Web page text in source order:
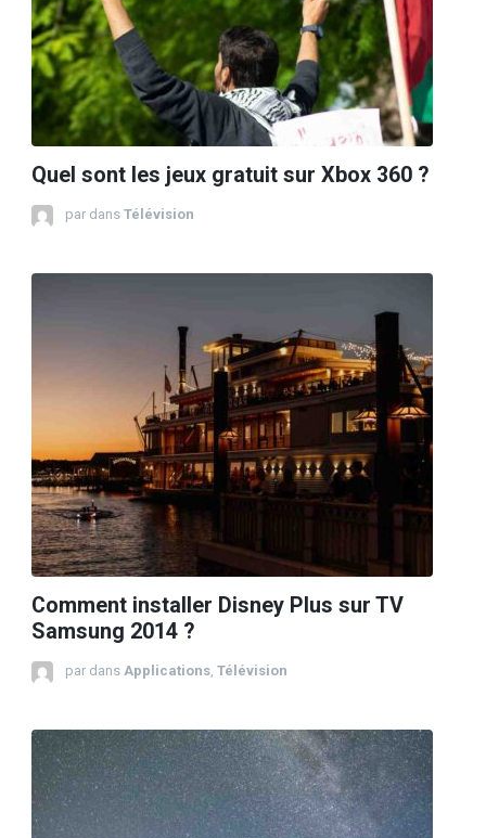
Quel sont les jeux gratuit sur Xbox 360 ?
par dans Télévision
Comment installer Disney Plus sur TV
Samsung 2014 ?
par dans Applications, Télévision